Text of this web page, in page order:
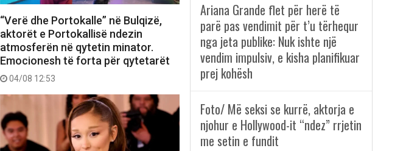
“Verë dhe Portokalle” në Bulqizë,
aktorët e Portokallisë ndezin
atmosferën në qytetin minator.
Emocionesh të forta për qytetarët
04/08 12:53
Ariana Grande flet për herë të
parë pas vendimit për t’u tërhequr
nga jeta publike: Nuk ishte një
vendim impulsiv, e kisha planifikuar
prej kohësh
Foto/ Më seksi se kurrë, aktorja e
njohur e Hollywood-it “ndez” rrjetin
me setin e fundit